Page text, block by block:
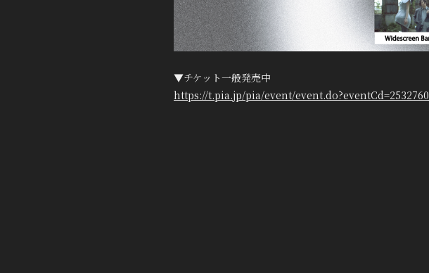
▼チケット一般発売中
https://t.pia.jp/pia/event/event.do?eventCd=2532760